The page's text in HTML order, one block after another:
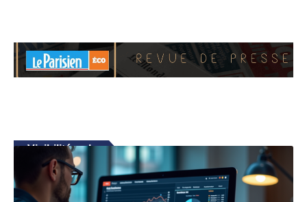
Visibilité web En voir plus